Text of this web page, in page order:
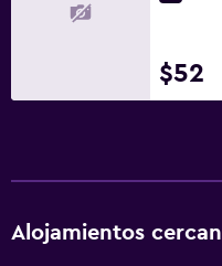
$52
Alojamientos